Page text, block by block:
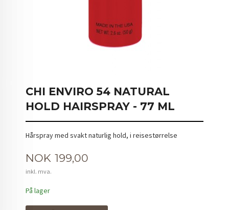
CHI ENVIRO 54 NATURAL
HOLD HAIRSPRAY - 77 ML
Hårspray med svakt naturlig hold, i reisestørrelse
Pris
NOK 199,00
inkl. mva.
På lager